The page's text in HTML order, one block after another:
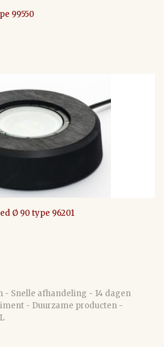
99550
Ø 90 type 96201
- Snelle afhandeling - 14 dagen
- Duurzame producten -